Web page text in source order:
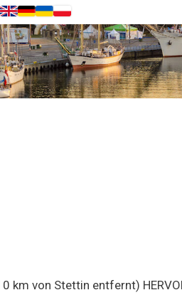
von Stettin entfernt)